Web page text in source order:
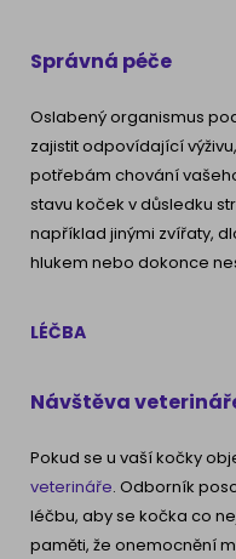
Správná péče
Oslabený organismus
zajistit odpovídající
potřebám chování
stavu koček v důsledku
například jinými zvířaty,
hlukem nebo dokonce
LÉČBA
Návštěva
Pokud se u vaší kočky
veterináře. Odborník
léčbu, aby se kočka co
paměti, že onemocnění